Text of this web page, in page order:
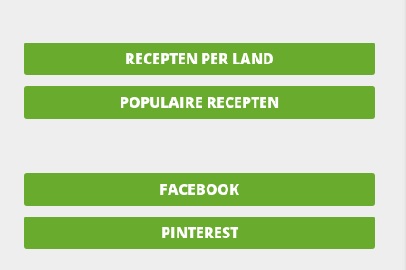
RECEPTEN PER LAND
POPULAIRE RECEPTEN
FACEBOOK
PINTEREST